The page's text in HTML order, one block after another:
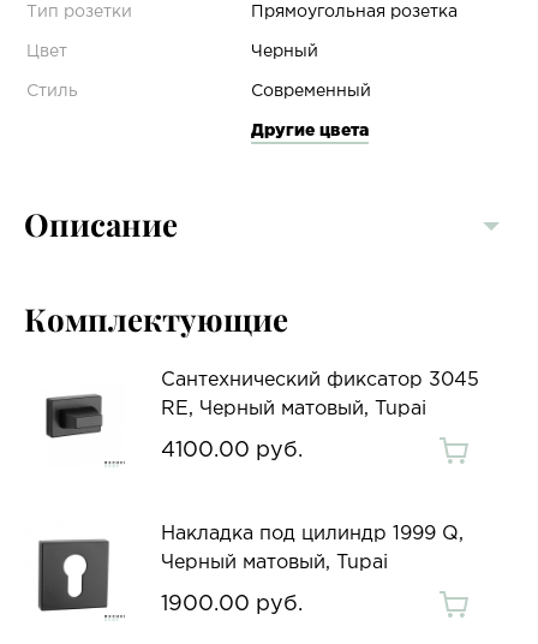
Тип розетки Прямоугольная розетка
Цвет Черный
Стиль Современный
Другие цвета
Описание
Комплектующие
Сантехнический фиксатор 3045
RE, Черный матовый, Tupai
4100.00 руб.
Накладка под цилиндр 1999 Q,
Черный матовый, Tupai
1900.00 руб.